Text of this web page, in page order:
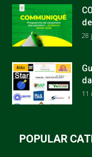
28
11
POPULAR